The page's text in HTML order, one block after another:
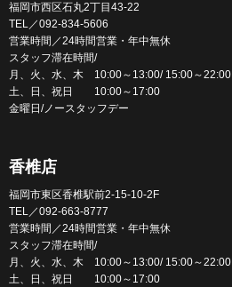
福岡市西区石丸2丁目43-22
TEL／092-834-5606
営業時間／24時間営業・年中無休
スタッフ滞在時間/
月、火、水、木 10:00～13:00/ 15:00～22:00
土、日、祝日 10:00～17:00
金曜日/ノースタッフデー
香椎店
福岡市東区香椎駅前2-15-10-2F
TEL／092-663-8777
営業時間／24時間営業・年中無休
スタッフ滞在時間/
月、火、水、木 10:00～13:00/ 15:00～22:00
土、日、祝日 10:00～17:00